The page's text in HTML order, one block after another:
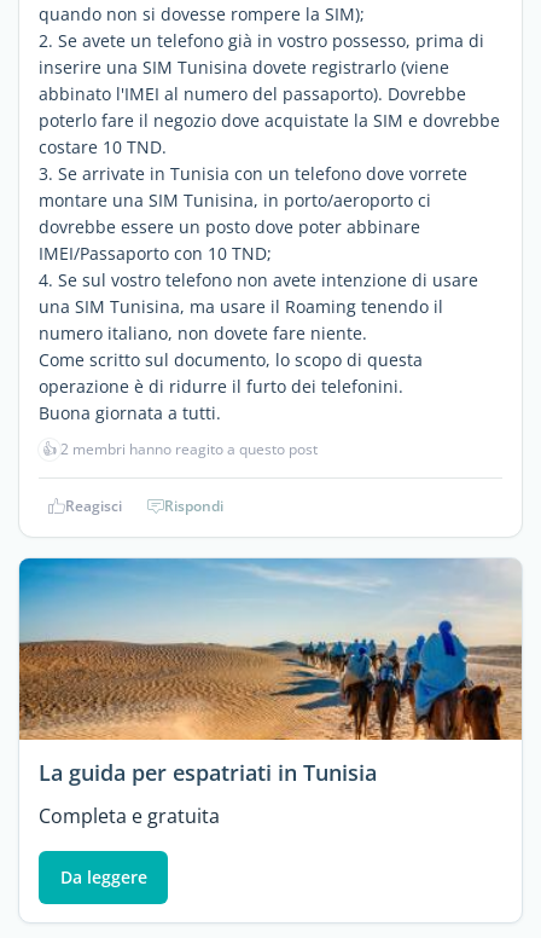
quando non si dovesse rompere la SIM);
2. Se avete un telefono già in vostro possesso, prima di
inserire una SIM Tunisina dovete registrarlo (viene
abbinato l'IMEI al numero del passaporto). Dovrebbe
poterlo fare il negozio dove acquistate la SIM e dovrebbe
costare 10 TND.
3. Se arrivate in Tunisia con un telefono dove vorrete
montare una SIM Tunisina, in porto/aeroporto ci
dovrebbe essere un posto dove poter abbinare
IMEI/Passaporto con 10 TND;
4. Se sul vostro telefono non avete intenzione di usare
una SIM Tunisina, ma usare il Roaming tenendo il
numero italiano, non dovete fare niente.
Come scritto sul documento, lo scopo di questa
operazione è di ridurre il furto dei telefonini.
Buona giornata a tutti.
👍2 membri hanno reagito a questo post
Reagisci Rispondi
La guida per espatriati in Tunisia
Completa e gratuita
Da leggere